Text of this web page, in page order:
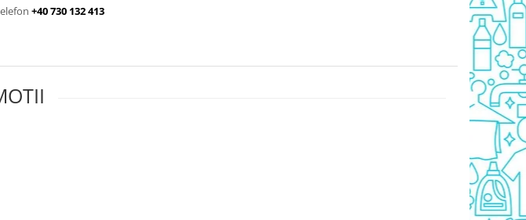
+40 730 132 413